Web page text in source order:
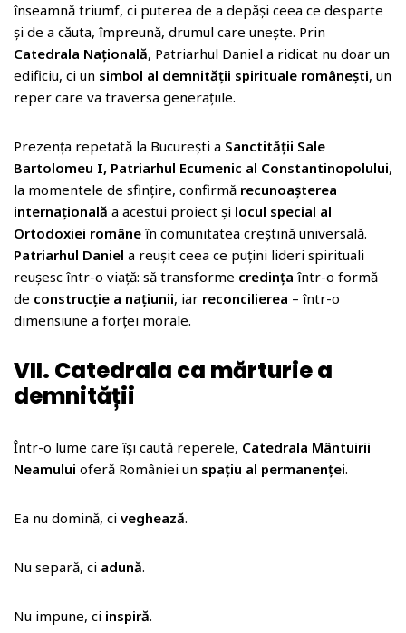
înseamnă triumf, ci puterea de a depăși ceea ce desparte
și de a căuta, împreună, drumul care unește. Prin
Catedrala Națională, Patriarhul Daniel a ridicat nu doar un
edificiu, ci un simbol al demnității spirituale românești, un
reper care va traversa generațiile.
Prezența repetată la București a Sanctității Sale
Bartolomeu I, Patriarhul Ecumenic al Constantinopolului,
la momentele de sfințire, confirmă recunoașterea
internațională a acestui proiect și locul special al
Ortodoxiei române în comunitatea creștină universală.
Patriarhul Daniel a reușit ceea ce puțini lideri spirituali
reușesc într-o viață: să transforme credința într-o formă
de construcție a națiunii, iar reconcilierea – într-o
dimensiune a forței morale.
VII. Catedrala ca mărturie a
demnității
Într-o lume care își caută reperele, Catedrala Mântuirii
Neamului oferă României un spațiu al permanenței.
Ea nu domină, ci veghează.
Nu separă, ci adună.
Nu impune, ci inspiră.